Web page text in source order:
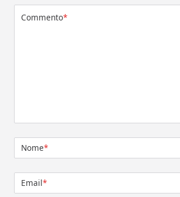
Commento*
Nome*
Email*